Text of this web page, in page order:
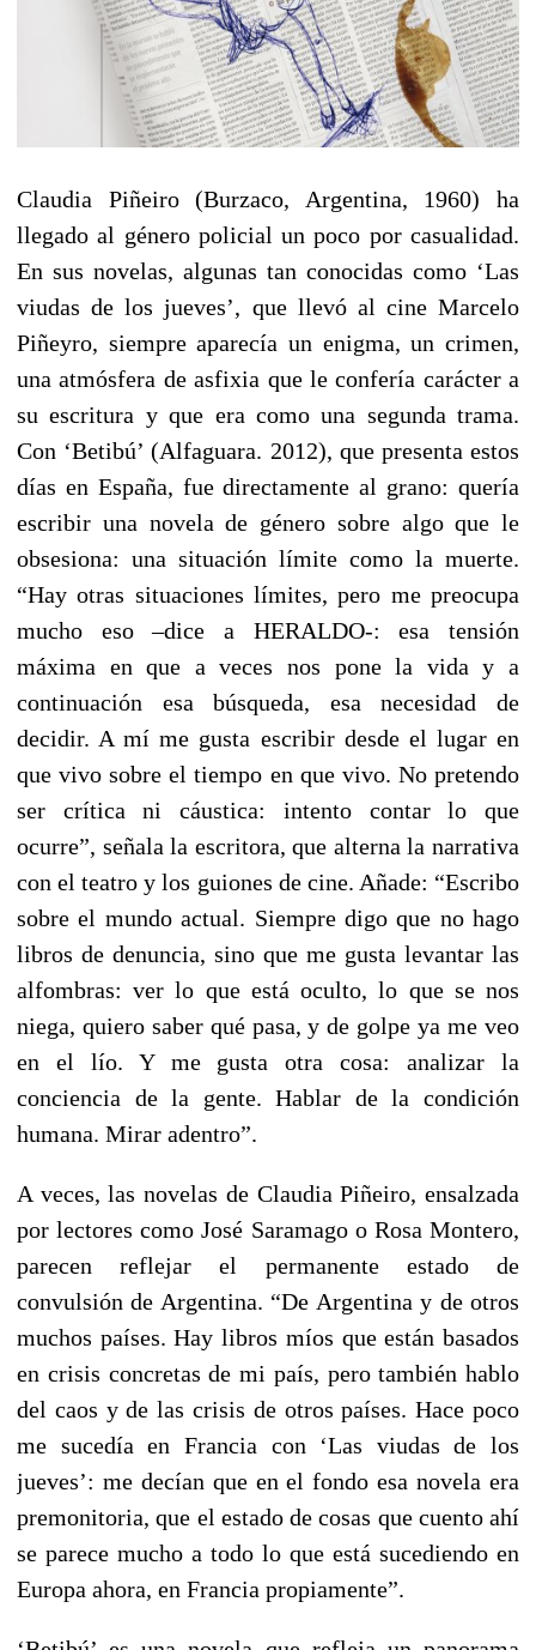
Claudia Piñeiro (Burzaco, Argentina, 1960) ha
llegado al género policial un poco por casualidad.
En sus novelas, algunas tan conocidas como ‘Las
viudas de los jueves’, que llevó al cine Marcelo
Piñeyro, siempre aparecía un enigma, un crimen,
una atmósfera de asfixia que le confería carácter a
su escritura y que era como una segunda trama.
Con ‘Betibú’ (Alfaguara. 2012), que presenta estos
días en España, fue directamente al grano: quería
escribir una novela de género sobre algo que le
obsesiona: una situación límite como la muerte.
“Hay otras situaciones límites, pero me preocupa
mucho eso –dice a HERALDO-: esa tensión
máxima en que a veces nos pone la vida y a
continuación esa búsqueda, esa necesidad de
decidir. A mí me gusta escribir desde el lugar en
que vivo sobre el tiempo en que vivo. No pretendo
ser crítica ni cáustica: intento contar lo que
ocurre”, señala la escritora, que alterna la narrativa
con el teatro y los guiones de cine. Añade: “Escribo
sobre el mundo actual. Siempre digo que no hago
libros de denuncia, sino que me gusta levantar las
alfombras: ver lo que está oculto, lo que se nos
niega, quiero saber qué pasa, y de golpe ya me veo
en el lío. Y me gusta otra cosa: analizar la
conciencia de la gente. Hablar de la condición
humana. Mirar adentro”.
A veces, las novelas de Claudia Piñeiro, ensalzada
por lectores como José Saramago o Rosa Montero,
parecen reflejar el permanente estado de
convulsión de Argentina. “De Argentina y de otros
muchos países. Hay libros míos que están basados
en crisis concretas de mi país, pero también hablo
del caos y de las crisis de otros países. Hace poco
me sucedía en Francia con ‘Las viudas de los
jueves’: me decían que en el fondo esa novela era
premonitoria, que el estado de cosas que cuento ahí
se parece mucho a todo lo que está sucediendo en
Europa ahora, en Francia propiamente”.